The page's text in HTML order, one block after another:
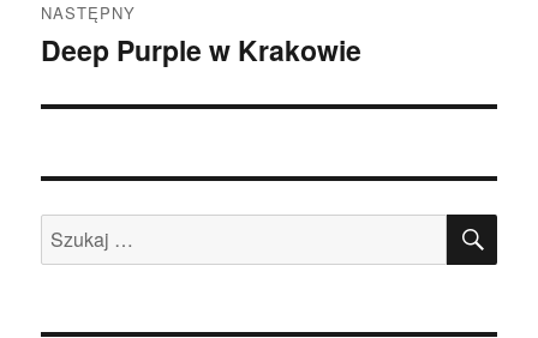
NASTĘPNY
Następny
Deep Purple w Krakowie
Szukaj: